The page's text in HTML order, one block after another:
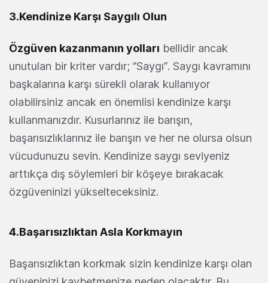
3.Kendinize Karşı Saygılı Olun
Özgüven kazanmanın yolları bellidir ancak
unutulan bir kriter vardır; ‘’Saygı’’. Saygı kavramını
başkalarına karşı sürekli olarak kullanıyor
olabilirsiniz ancak en önemlisi kendinize karşı
kullanmanızdır. Kusurlarınız ile barışın,
başarısızlıklarınız ile barışın ve her ne olursa olsun
vücudunuzu sevin. Kendinize saygı seviyeniz
arttıkça dış söylemleri bir köşeye bırakacak
özgüveninizi yükselteceksiniz.
4.Başarısızlıktan Asla Korkmayın
Başarısızlıktan korkmak sizin kendinize karşı olan